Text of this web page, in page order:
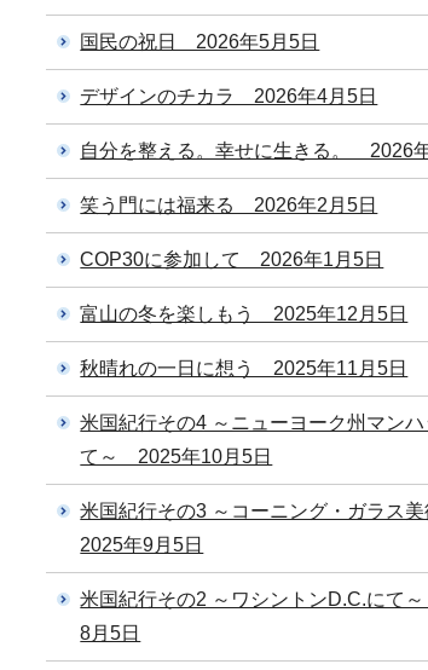
国民の祝日 2026年5月5日
デザインのチカラ 2026年4月5日
自分を整える。幸せに生きる。 2026
笑う門には福来る 2026年2月5日
COP30に参加して 2026年1月5日
富山の冬を楽しもう 2025年12月5日
秋晴れの一日に想う 2025年11月5日
米国紀行その4 ～ニューヨーク州マンハ
て～ 2025年10月5日
米国紀行その3 ～コーニング・ガラス
2025年9月5日
米国紀行その2 ～ワシントンD.C.にて
8月5日